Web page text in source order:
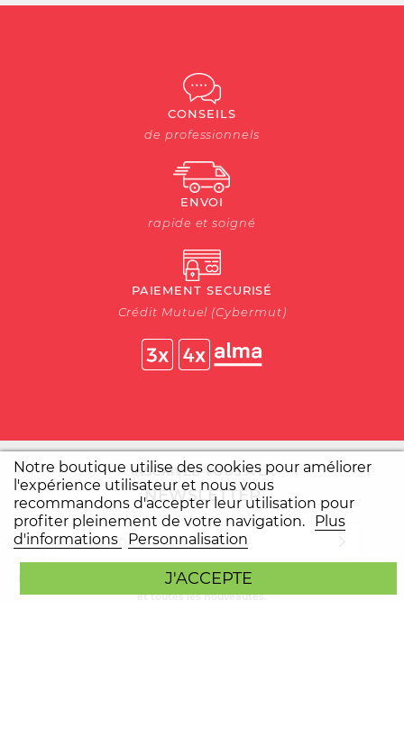
Notre boutique utilise des cookies pour améliorer
l'expérience utilisateur et nous vous
recommandons d'accepter leur utilisation pour
profiter pleinement de votre navigation.
Plus
d'informations
Personnalisation
J'ACCEPTE
CONSEILS
de professionnels
ENVOI
rapide et soigné
PAIEMENT SECURISÉ
Crédit Mutuel (Cybermut)
INSCRIVEZ-VOUS À LA
NEWSLETTER
Ne ratez plus aucun de nos bons plans, recevez nos meilleures promos
et toutes les nouveautés.